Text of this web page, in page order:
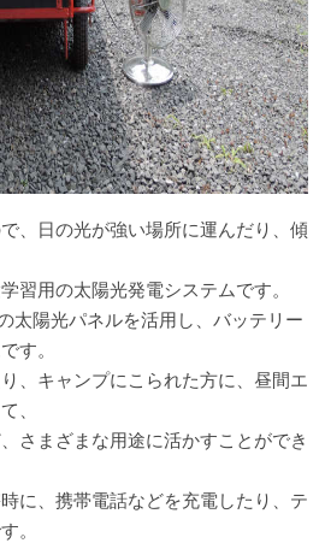
、日の光が強い場所に運んだり、傾
習用の太陽光発電システムです。
太陽光パネルを活用し、バッテリー
す。
、キャンプにこられた方に、昼間エ
、
さまざまな用途に活かすことができ
に、携帯電話などを充電したり、テ
。